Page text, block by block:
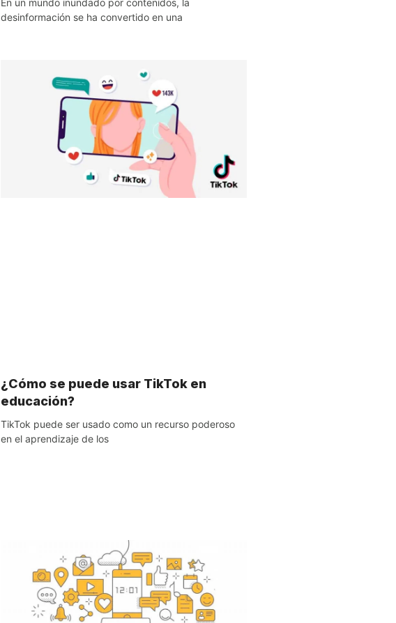
desinformación se ha convertido en una
¿Cómo se puede usar TikTok en
educación?
TikTok puede ser usado como un recurso poderoso
en el aprendizaje de los